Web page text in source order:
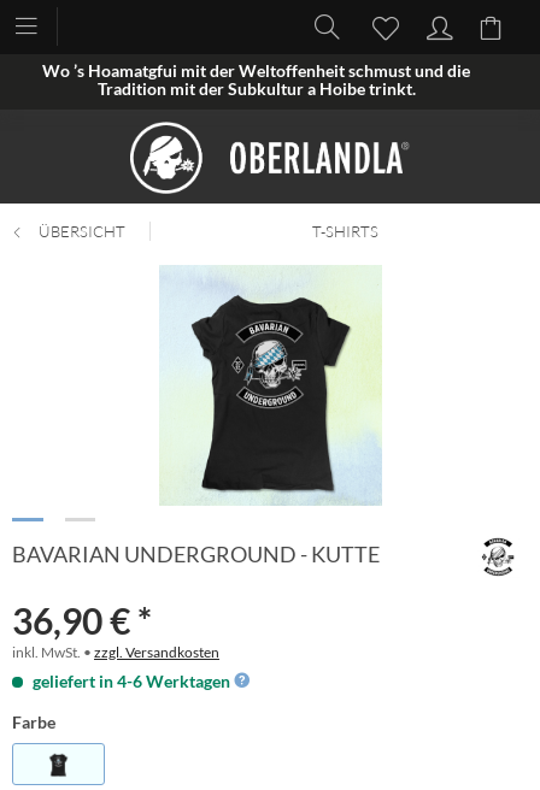
Wo ’s Hoamatgfui mit der Weltoffenheit schmust und die
Tradition mit der Subkultur a Hoibe trinkt.
ÜBERSICHT T-SHIRTS
BAVARIAN UNDERGROUND - KUTTE
36,90 € *
inkl. MwSt. • zzgl. Versandkosten
geliefert in 4-6 Werktagen
Farbe